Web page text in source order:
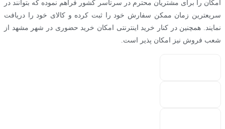
امکان را برای مشتریان محترم در سرتاسر کشور فراهم نموده که بتوانند در
سریعترین زمان ممکن سفارش خود را ثبت کرده و کالای خود را دریافت
نمایند. همچنین در کنار خرید اینترنتی امکان خرید حضوری در شهر مشهد از
شعب فروش نیز امکان پذیر است.